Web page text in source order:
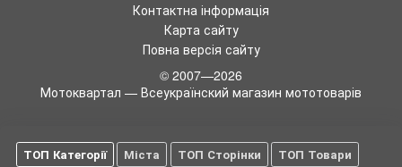
Контактна інформація
Карта сайту
Повна версія сайту
© 2007—2026
Мотоквартал — Всеукраїнский магазин мототоварів
ТОП Категорії Міста ТОП Сторінки
ТОП Товари